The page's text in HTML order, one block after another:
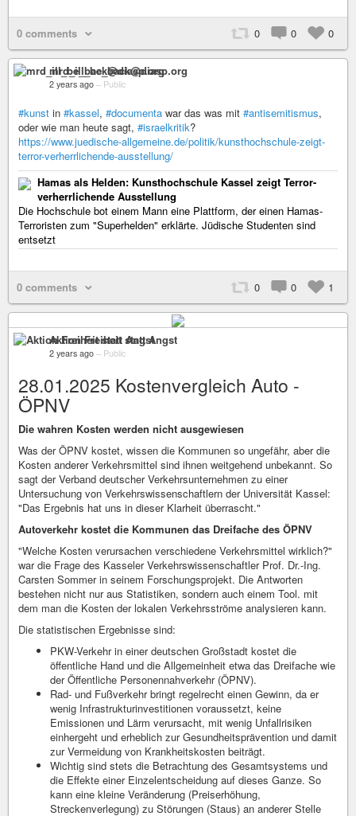
0 comments 0 0 0
mrd_ill_be_back@diasp.org
2 years ago – Public
#kunst in #kassel, #documenta war das was mit #antisemitismus,
oder wie man heute sagt, #israelkritik?
https://www.juedische-allgemeine.de/politik/kunsthochschule-zeigt-
terror-verherrlichende-ausstellung/
Hamas als Helden: Kunsthochschule Kassel zeigt Terror-
verherrlichende Ausstellung
Die Hochschule bot einem Mann eine Plattform, der einen Hamas-
Terroristen zum "Superhelden" erklärte. Jüdische Studenten sind
entsetzt
0 comments 0 0 1
Aktion Freiheit statt Angst
2 years ago – Public
28.01.2025 Kostenvergleich Auto -
ÖPNV
Die wahren Kosten werden nicht ausgewiesen
Was der ÖPNV kostet, wissen die Kommunen so ungefähr, aber die
Kosten anderer Verkehrsmittel sind ihnen weitgehend unbekannt. So
sagt der Verband deutscher Verkehrsunternehmen zu einer
Untersuchung von Verkehrswissenschaftlern der Universität Kassel:
"Das Ergebnis hat uns in dieser Klarheit überrascht."
Autoverkehr kostet die Kommunen das Dreifache des ÖPNV
"Welche Kosten verursachen verschiedene Verkehrsmittel wirklich?"
war die Frage des Kasseler Verkehrswissenschaftler Prof. Dr.-Ing.
Carsten Sommer in seinem Forschungsprojekt. Die Antworten
bestehen nicht nur aus Statistiken, sondern auch einem Tool. mit
dem man die Kosten der lokalen Verkehrsströme analysieren kann.
Die statistischen Ergebnisse sind:
PKW-Verkehr in einer deutschen Großstadt kostet die
öffentliche Hand und die Allgemeinheit etwa das Dreifache wie
der Öffentliche Personennahverkehr (ÖPNV).
Rad- und Fußverkehr bringt regelrecht einen Gewinn, da er
wenig Infrastrukturinvestitionen voraussetzt, keine
Emissionen und Lärm verursacht, mit wenig Unfallrisiken
einhergeht und erheblich zur Gesundheitsprävention und damit
zur Vermeidung von Krankheitskosten beiträgt.
Wichtig sind stets die Betrachtung des Gesamtsystems und
die Effekte einer Einzelentscheidung auf dieses Ganze. So
kann eine kleine Veränderung (Preiserhöhung,
Streckenverlegung) zu Störungen (Staus) an anderer Stelle